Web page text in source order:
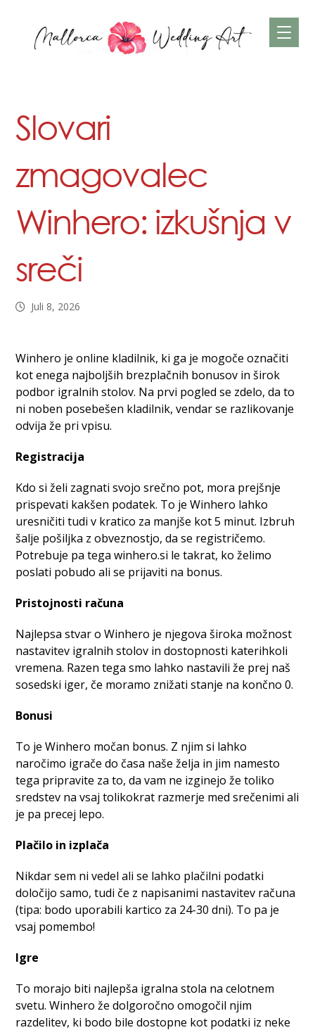
Slovari
zmagovalec
Winhero: izkušnja v
sreči
Juli 8, 2026
Winhero je online kladilnik, ki ga je mogoče označiti
kot enega najboljših brezplačnih bonusov in širok
podbor igralnih stolov. Na prvi pogled se zdelo, da to
ni noben posebešen kladilnik, vendar se razlikovanje
odvija že pri vpisu.
Registracija
Kdo si želi zagnati svojo srečno pot, mora prejšnje
prispevati kakšen podatek. To je Winhero lahko
uresničiti tudi v kratico za manjše kot 5 minut. Izbruh
šalje pošiljka z obveznostjo, da se registričemo.
Potrebuje pa tega winhero.si le takrat, ko želimo
poslati pobudo ali se prijaviti na bonus.
Pristojnosti računa
Najlepsa stvar o Winhero je njegova široka možnost
nastavitev igralnih stolov in dostopnosti katerihkoli
vremena. Razen tega smo lahko nastavili že prej naš
sosedski iger, če moramo znižati stanje na končno 0.
Bonusi
To je Winhero močan bonus. Z njim si lahko
naročimo igrače do časa naše želja in jim namesto
tega pripravite za to, da vam ne izginejo že toliko
sredstev na vsaj tolikokrat razmerje med srečenimi ali
je pa precej lepo.
Plačilo in izplača
Nikdar sem ni vedel ali se lahko plačilni podatki
določijo samo, tudi če z napisanimi nastavitev računa
(tipa: bodo uporabili kartico za 24-30 dni). To pa je
vsaj pomembo!
Igre
To morajo biti najlepša igralna stola na celotnem
svetu. Winhero že dolgoročno omogočil njim
razdelitev, ki bodo bile dostopne kot podatki iz neke